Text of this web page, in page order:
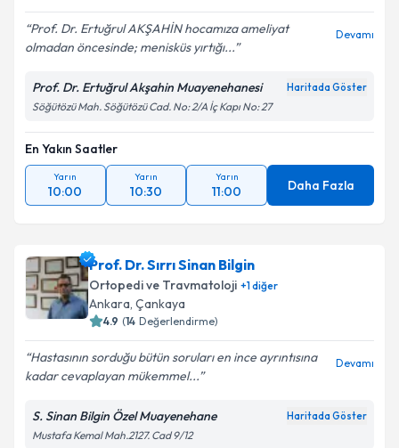
Prof. Dr. Ertuğrul AKŞAHİN hocamıza ameliyat
olmadan öncesinde; menisküs yırtığı...
Devamı
Prof. Dr. Ertuğrul Akşahin Muayenehanesi Haritada Göster
Söğütözü Mah. Söğütözü Cad. No: 2/A İç Kapı No: 27
En Yakın Saatler
Yarın
10:00
Yarın
10:30
Yarın
11:00 Daha Fazla
Prof. Dr. Sırrı Sinan Bilgin
Ortopedi ve Travmatoloji +1diğer
Ankara, Çankaya
4.9 (14 Değerlendirme)
Hastasının sorduğu bütün soruları en ince ayrıntısına
kadar cevaplayan mükemmel...
Devamı
S. Sinan Bilgin Özel Muayenehane Haritada Göster
Mustafa Kemal Mah.2127. Cad 9/12